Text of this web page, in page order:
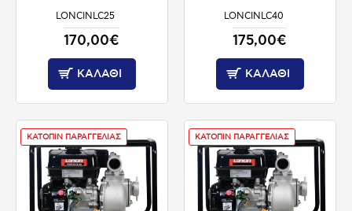
LONCINLC25
170,00€
ΚΑΛΆΘΙ
LONCINLC40
175,00€
ΚΑΛΆΘΙ
ΚΑΤΟΠΙΝ ΠΑΡΑΓΓΕΛΙΑΣ ΚΑΤΟΠΙΝ ΠΑΡΑΓΓΕΛΙΑΣ